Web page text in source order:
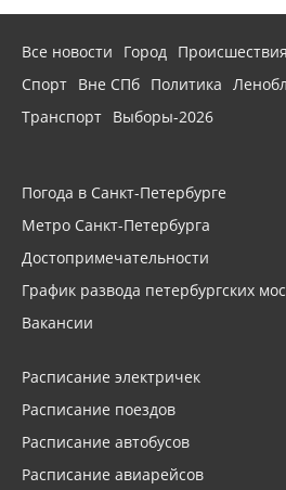
Все новости Город Происшествия
Спорт Вне СПб Политика
Транспорт Выборы-2026
Погода в Санкт-Петербурге
Метро Санкт-Петербурга
Достопримечательности
График развода петербургских
Вакансии
Расписание электричек
Расписание поездов
Расписание автобусов
Расписание авиарейсов